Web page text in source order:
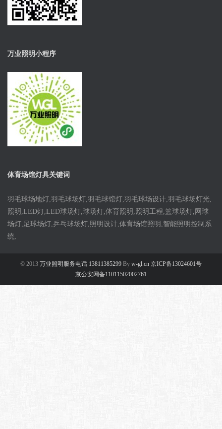
万业照明小程序
体育场馆灯具关键词
羽毛球场地灯,羽毛球场灯,羽毛球馆灯,羽毛球场设计,羽毛球场灯光,
照明,LED灯,LED球场灯,球场灯,体育照明,照明工程,篮球场灯,网球
场灯,足球场灯,乒乓球场灯,照明设计,体育场馆照明,智能照明控制系
统,
© 2013 万业照明服务电话 13811385299 By w-gl.cn 京ICP备13024601号
京公安网备11011502002761